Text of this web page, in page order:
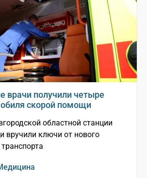
врачи получили четыре
скорой помощи
областной станции
вручили ключи от нового